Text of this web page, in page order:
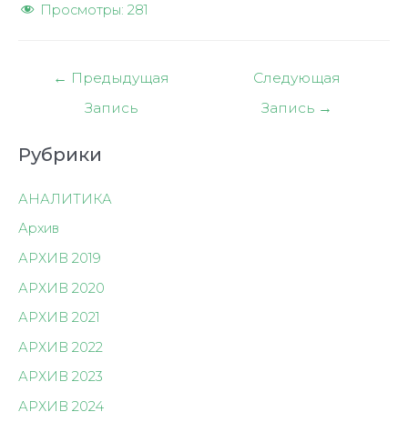
Просмотры: 281
Навигация
← Предыдущая
Запись
Следующая
Запись →
Рубрики
АНАЛИТИКА
Архив
АРХИВ 2019
АРХИВ 2020
АРХИВ 2021
АРХИВ 2022
АРХИВ 2023
АРХИВ 2024